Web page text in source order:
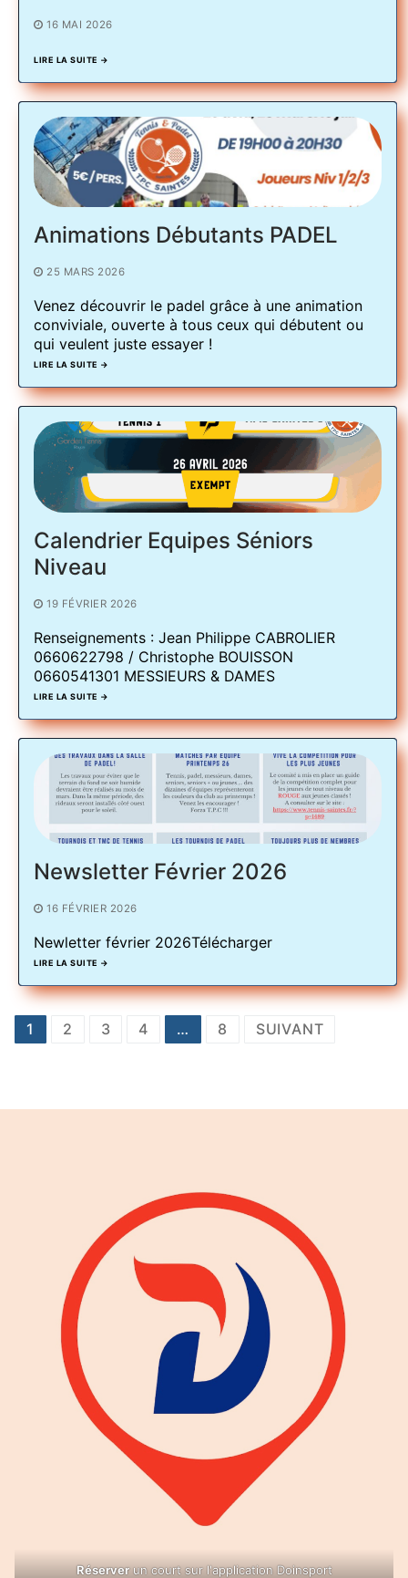
16 MAI 2026
LIRE LA SUITE →
Animations Débutants PADEL
25 MARS 2026
Venez découvrir le padel grâce à une animation
conviviale, ouverte à tous ceux qui débutent ou
qui veulent juste essayer !
LIRE LA SUITE →
Calendrier Equipes Séniors
Niveau
19 FÉVRIER 2026
Renseignements : Jean Philippe CABROLIER
0660622798 / Christophe BOUISSON
0660541301 MESSIEURS & DAMES
LIRE LA SUITE →
Newsletter Février 2026
16 FÉVRIER 2026
Newletter février 2026Télécharger
LIRE LA SUITE →
Pagination
1 2 3 4 … 8 SUIVANT
Réserverun court sur l'application Doinsport